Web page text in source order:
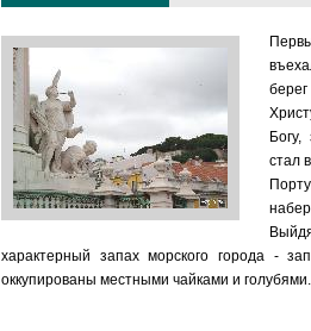
стал
характерный запах морского города -
оккупированы местными чайками и